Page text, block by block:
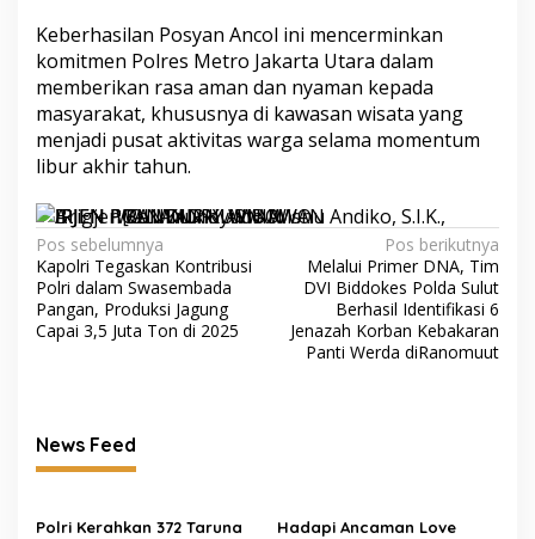
Keberhasilan Posyan Ancol ini mencerminkan
komitmen Polres Metro Jakarta Utara dalam
memberikan rasa aman dan nyaman kepada
masyarakat, khususnya di kawasan wisata yang
menjadi pusat aktivitas warga selama momentum
libur akhir tahun.
Navigasi
pos
Pos sebelumnya
Kapolri Tegaskan Kontribusi
Polri dalam Swasembada
Pangan, Produksi Jagung
Capai 3,5 Juta Ton di 2025
Pos berikutnya
Melalui Primer DNA, Tim
DVI Biddokes Polda Sulut
Berhasil Identifikasi 6
Jenazah Korban Kebakaran
Panti Werda diRanomuut
News Feed
Polri Kerahkan 372 Taruna
Hadapi Ancaman Love